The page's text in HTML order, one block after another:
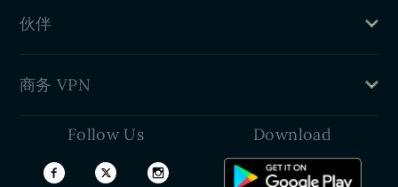
新闻发布室
VPN 设置指南
伙伴
VPN 联盟计划
商务 VPN
PureDome
White Label VPN
Follow Us Download